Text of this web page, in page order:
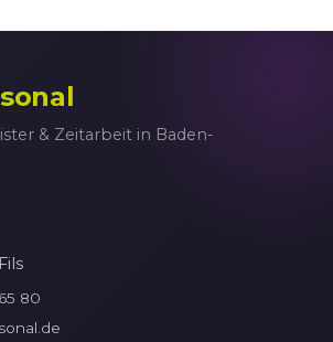
& Zeitarbeit in Baden-
80